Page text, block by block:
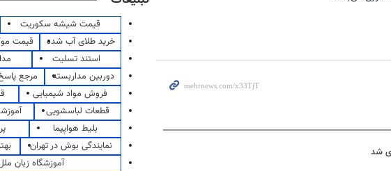
شد
قیمت شیشه سکوریت
خرید طلای آب شده
قیمت
استند تسلیت
دوربین مداربسته
مرجع
فروش مواد شیمیایی
قطعات لباسشویی
بلیط هواپیما
نمایندگی بوش در تهران
آموزشگاه زبان